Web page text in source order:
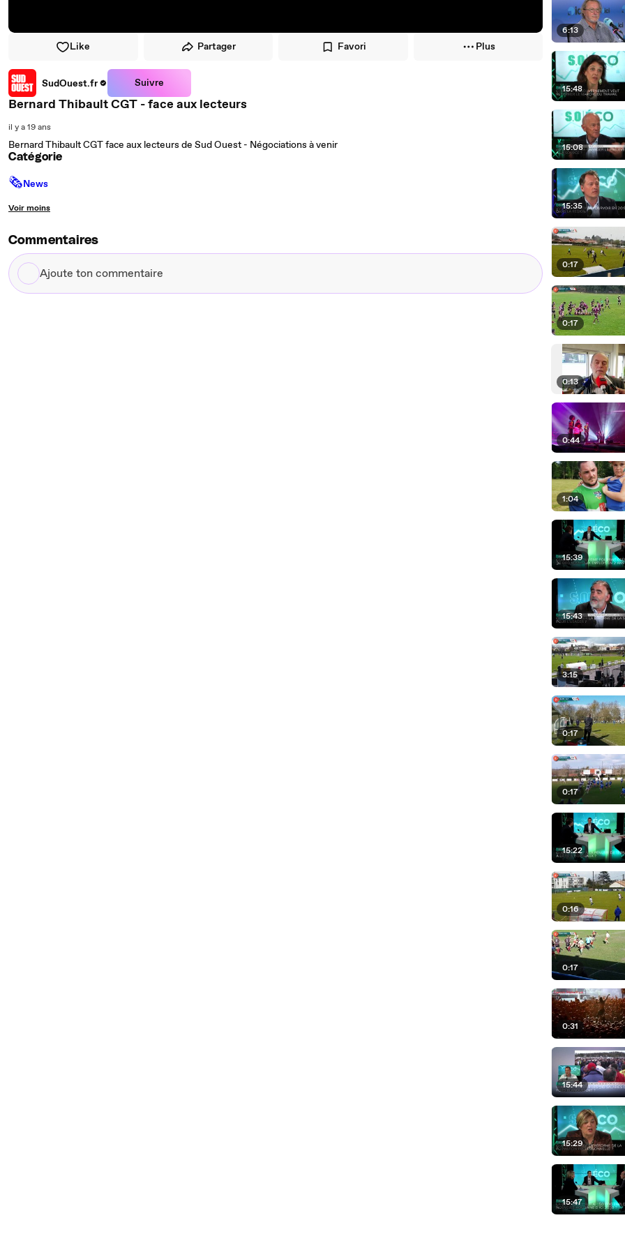
Like Partager Favori Plus
SudOuest.fr Suivre
Bernard Thibault CGT - face aux lecteurs
il y a 19 ans
Bernard Thibault CGT face aux lecteurs de Sud Ouest - Négociations à venir
Catégorie
🗞News
Voir moins
Commentaires
Ajoute
ton
6:13
15:48
15:08
15:35
0:17
0:17
0:13
0:44
1:04
15:39
15:43
3:15
0:17
0:17
15:22
0:16
0:17
0:31
15:44
15:29
15:47